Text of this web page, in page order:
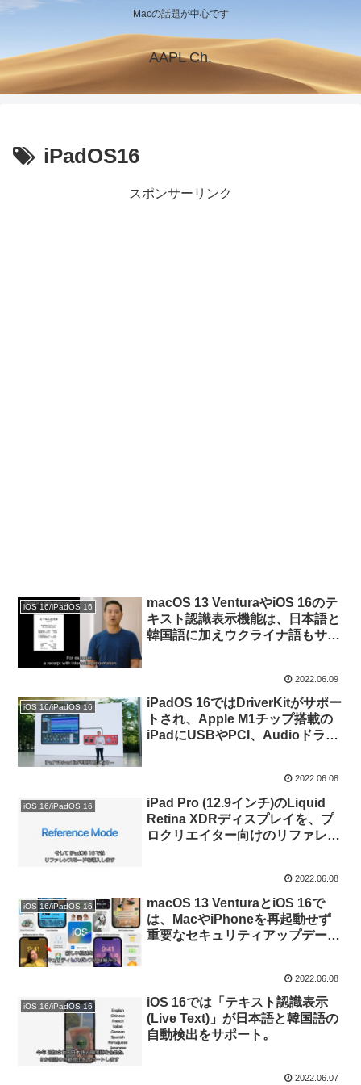
Macの話題が中心です
AAPL Ch.
iPadOS16
スポンサーリンク
iOS 16/iPadOS 16
macOS 13 VenturaやiOS 16のテ
キスト認識表示機能は、日本語と
韓国語に加えウクライナ語もサポ
2022.06.09
iOS 16/iPadOS 16
iPadOS 16ではDriverKitがサポー
トされ、Apple M1チップ搭載の
iPadにUSBやPCI、Audioドライ
2022.06.08
iOS 16/iPadOS 16
iPad Pro (12.9インチ)のLiquid
Retina XDRディスプレイを、プ
ロクリエイター向けのリファレン
2022.06.08
iOS 16/iPadOS 16
macOS 13 VenturaとiOS 16で
は、MacやiPhoneを再起動せず
重要なセキュリティアップデート
2022.06.08
iOS 16/iPadOS 16
iOS 16では「テキスト認識表示
(Live Text)」が日本語と韓国語の
自動検出をサポート。
2022.06.07